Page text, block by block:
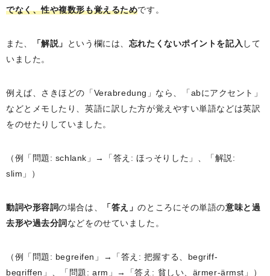
でなく、性や複数形も覚えるためです。
また、 「解説」 という欄には、 忘れたくないポイントを記入 して
いました。
例えば、さきほどの「Verabredung」なら、「abにアクセント」
などとメモしたり、英語に訳した方が覚えやすい単語などは英訳
をのせたりしていました。
（例「問題: schlank」→「答え: ほっそりした」、「解説:
slim」）
動詞や形容詞の場合は、 「答え」のところにその単語の意味と過
去形や過去分詞 などをのせていました。
（例「問題: begreifen」→「答え: 把握する、begriff‐
begriffen」、「問題: arm」→「答え: 貧しい、ärmer‐ärmst」）